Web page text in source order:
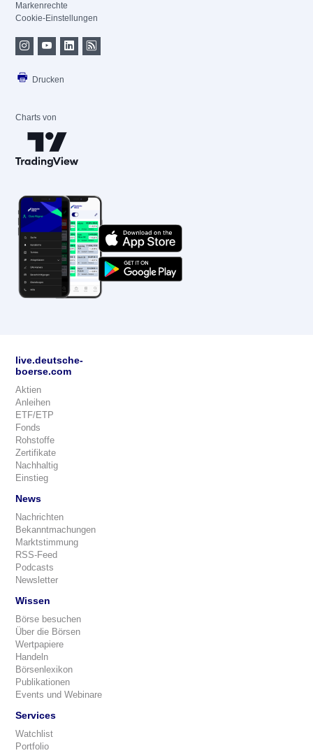
Markenrechte
Cookie-Einstellungen
Drucken
Charts von
live.deutsche-
boerse.com
Aktien
Anleihen
ETF/ETP
Fonds
Rohstoffe
Zertifikate
Nachhaltig
Einstieg
News
Nachrichten
Bekanntmachungen
Marktstimmung
RSS-Feed
Podcasts
Newsletter
Wissen
Börse besuchen
Über die Börsen
Wertpapiere
Handeln
Börsenlexikon
Publikationen
Events und Webinare
Services
Watchlist
Portfolio